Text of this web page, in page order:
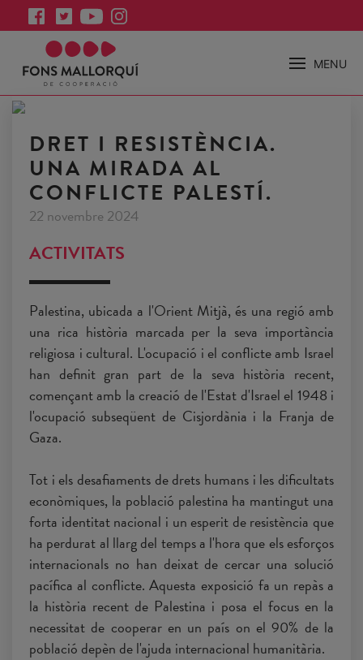
MENU
DRET I RESISTÈNCIA.
UNA MIRADA AL
CONFLICTE PALESTÍ.
22 novembre 2024
ACTIVITATS
Palestina, ubicada a l'Orient Mitjà, és una regió amb
una rica història marcada per la seva importància
religiosa i cultural. L'ocupació i el conflicte amb Israel
han definit gran part de la seva història recent,
començant amb la creació de l'Estat d'Israel el 1948 i
l'ocupació subseqüent de Cisjordània i la Franja de
Gaza.
Tot i els desafiaments de drets humans i les dificultats
econòmiques, la població palestina ha mantingut una
forta identitat nacional i un esperit de resistència que
ha perdurat al llarg del temps a l'hora que els esforços
internacionals no han deixat de cercar una solució
pacífica al conflicte. Aquesta exposició fa un repàs a
la història recent de Palestina i posa el focus en la
necessitat de cooperar en un país on el 90% de la
població depèn de l'ajuda internacional humanitària.